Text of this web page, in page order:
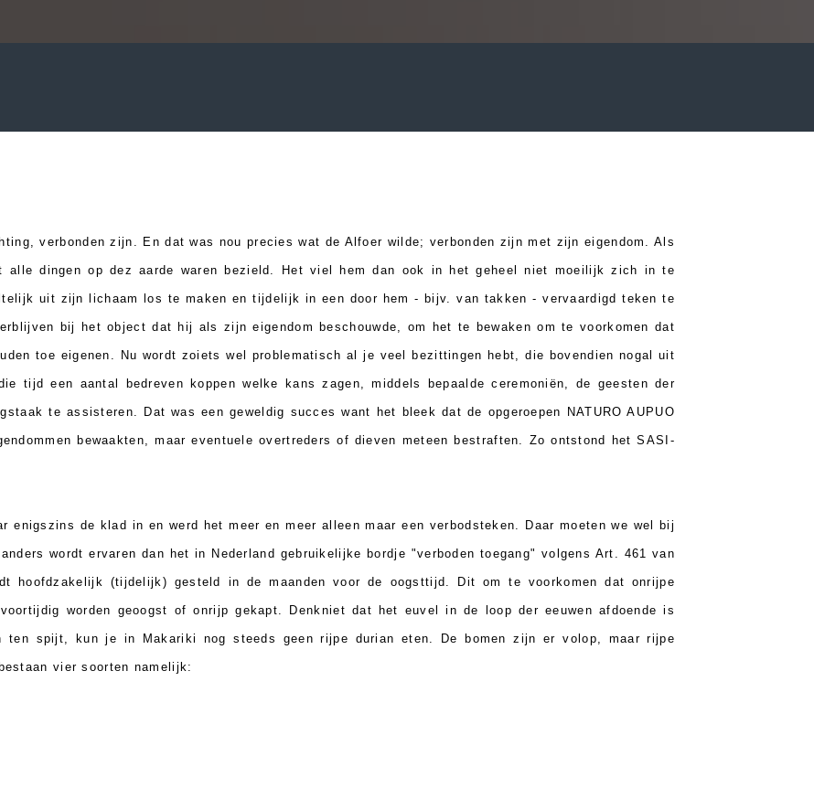
verbonden zijn. En dat was nou precies wat de Alfoer wilde; verbonden zijn met zijn eigendom. Als
dingen op dez aarde waren bezield. Het viel hem dan ook in het geheel niet moeilijk zich in te
uit zijn lichaam los te maken en tijdelijk in een door hem - bijv. van takken - vervaardigd teken te
bij het object dat hij als zijn eigendom beschouwde, om het te bewaken om te voorkomen dat
toe eigenen. Nu wordt zoiets wel problematisch al je veel bezittingen hebt, die bovendien nogal uit
tijd een aantal bedreven koppen welke kans zagen, middels bepaalde ceremoniën, de geesten der
te assisteren. Dat was een geweldig succes want het bleek dat de opgeroepen NATURO AUPUO
bewaakten, maar eventuele overtreders of dieven meteen bestraften. Zo ontstond het SASI-
enigszins de klad in en werd het meer en meer alleen maar een verbodsteken. Daar moeten we wel bij
wordt ervaren dan het in Nederland gebruikelijke bordje "verboden toegang" volgens Art. 461 van
hoofdzakelijk (tijdelijk) gesteld in de maanden voor de oogsttijd. Dit om te voorkomen dat onrijpe
worden geoogst of onrijp gekapt. Denkniet dat het euvel in de loop der eeuwen afdoende is
ten spijt, kun je in Makariki nog steeds geen rijpe durian eten. De bomen zijn er volop, maar rijpe
vier soorten namelijk: